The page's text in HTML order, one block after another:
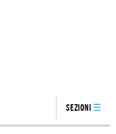
Sezioni